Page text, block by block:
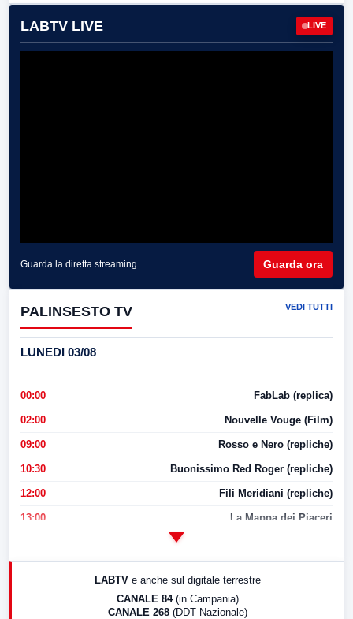
LABTV LIVE LIVE
Guarda la diretta streaming Guarda ora
PALINSESTO TV VEDI TUTTI
LUNEDI 03/08
00:00 FabLab (replica)
02:00 Nouvelle Vouge (Film)
09:00 Rosso e Nero (repliche)
10:30 Buonissimo Red Roger (repliche)
12:00 Fili Meridiani (repliche)
13:00 La Mappa dei Piaceri
17:00 LabNews (replica)
LABTV e anche sul digitale terrestre
CANALE 84 (in Campania)
CANALE 268 (DDT Nazionale)